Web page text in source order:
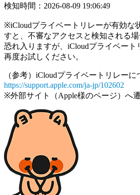
検知時間：2026-08-09 19:06:49
※iCloudプライベートリレーが有効な
すと、不審なアクセスと検知される場
恐れ入りますが、iCloudプライベート
再度お試しください。
（参考）iCloudプライベートリレーに
https://support.apple.com/ja-jp/102602
※外部サイト（Apple様のページ）へ